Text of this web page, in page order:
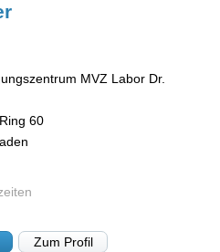
MVZ Labor Dr.
60
Zum Profil